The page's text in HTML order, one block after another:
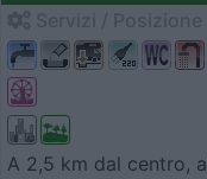
A 2,5 km dal centro,